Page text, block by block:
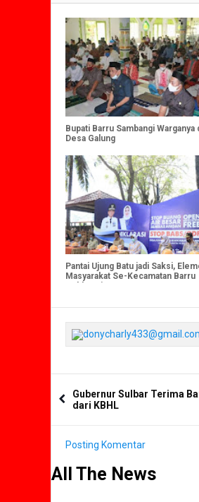
Bupati Barru Sambangi Warganya
Desa Galung
Pantai Ujung Batu jadi Saksi,
Masyarakat Se-Kecamatan Barru
Gubernur Sulbar Terima
dari KBHL
Posting Komentar
All The News